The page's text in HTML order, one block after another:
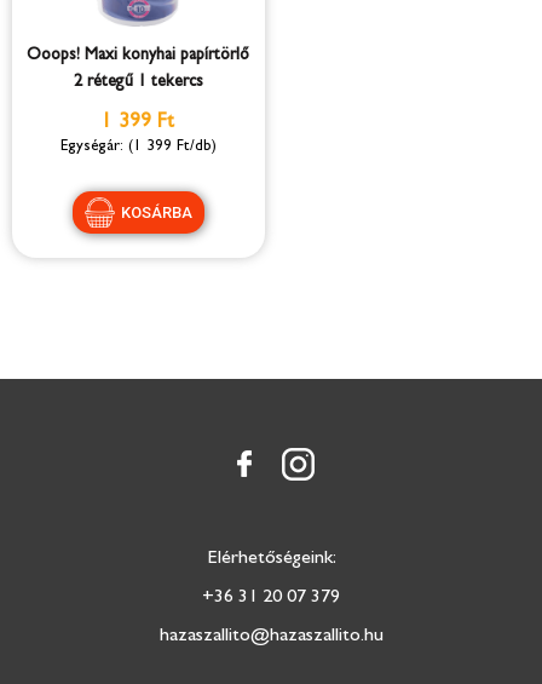
Ooops! Maxi konyhai papírtörlő
2 rétegű 1 tekercs
1 399 Ft
(1 399 Ft/db)
Elérhetőségeink:
+36 31 20 07 379
hazaszallito@hazaszallito.hu